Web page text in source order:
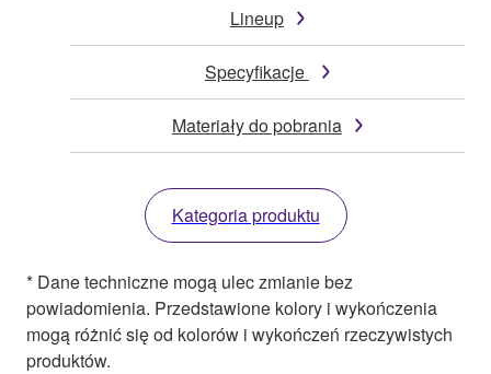
Lineup
Specyfikacje
Materiały do pobrania
Kategoria produktu
* Dane techniczne mogą ulec zmianie bez
powiadomienia. Przedstawione kolory i wykończenia
mogą różnić się od kolorów i wykończeń rzeczywistych
produktów.